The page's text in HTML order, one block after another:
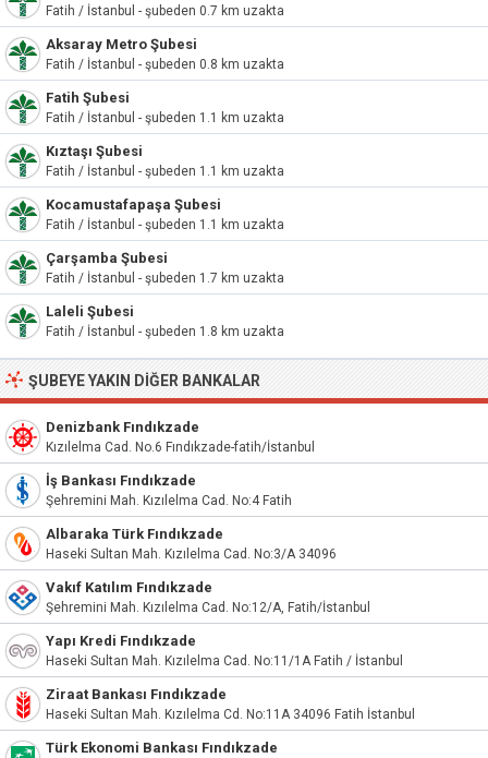
Fatih / İstanbul - şubeden 0.7 km uzakta
Aksaray Metro Şubesi
Fatih / İstanbul - şubeden 0.8 km uzakta
Fatih Şubesi
Fatih / İstanbul - şubeden 1.1 km uzakta
Kıztaşı Şubesi
Fatih / İstanbul - şubeden 1.1 km uzakta
Kocamustafapaşa Şubesi
Fatih / İstanbul - şubeden 1.1 km uzakta
Çarşamba Şubesi
Fatih / İstanbul - şubeden 1.7 km uzakta
Laleli Şubesi
Fatih / İstanbul - şubeden 1.8 km uzakta
ŞUBEYE YAKIN DIĞER BANKALAR
Denizbank Fındıkzade
Kızılelma Cad. No.6 Fındıkzade-fatih/İstanbul
İş Bankası Fındıkzade
Şehremini Mah. Kızılelma Cad. No:4 Fatih
Albaraka Türk Fındıkzade
Haseki Sultan Mah. Kızılelma Cad. No:3/A 34096
Vakıf Katılım Fındıkzade
Şehremini Mah. Kızılelma Cad. No:12/A, Fatih/İstanbul
Yapı Kredi Fındıkzade
Haseki Sultan Mah. Kızılelma Cad. No:11/1A Fatih / İstanbul
Ziraat Bankası Fındıkzade
Haseki Sultan Mah. Kızılelma Cd. No:11A 34096 Fatih İstanbul
Türk Ekonomi Bankası Fındıkzade